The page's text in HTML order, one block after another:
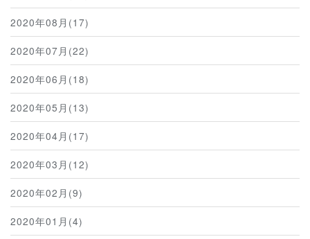
2020年08月(17)
2020年07月(22)
2020年06月(18)
2020年05月(13)
2020年04月(17)
2020年03月(12)
2020年02月(9)
2020年01月(4)